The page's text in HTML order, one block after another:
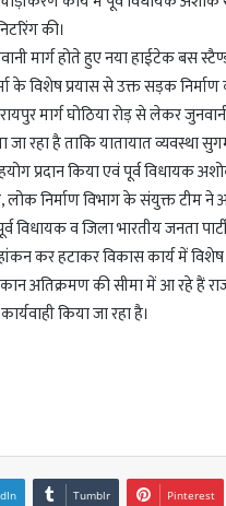
की।
मार्ग होते हुए नया हाईटेक बस
विशेष प्रयास से उक्त सड़क निर्माण
मार्ग घोठिया रोड़ से लेकर
रहा है ताकि यातायात व्यवस्था
प्रदान किया एवं पूर्व विधायक
लोक निर्माण विभाग के संयुक्त टीम ने
विधायक व जिला भारतीय जनता
कर हटाकर विकास कार्य में
अतिक्रमण की सीमा में आ रहे हैं
किया जा रहा है।
Tumblr Pinterest